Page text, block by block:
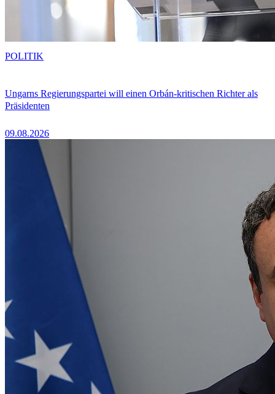
Ungarns Regierungspartei will einen Orbán-kritischen Richter als
Präsidenten
09.08.2026
POLITIK